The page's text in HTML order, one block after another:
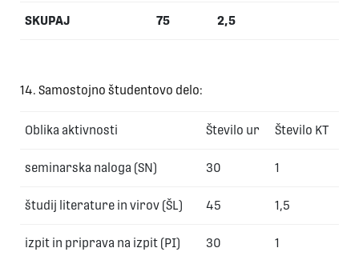
SKUPAJ 75 2,5
14. Samostojno študentovo delo:
Oblika aktivnosti Število ur Število KT
seminarska naloga (SN) 30 1
študij literature in virov (ŠL) 45 1,5
izpit in priprava na izpit (PI) 30 1